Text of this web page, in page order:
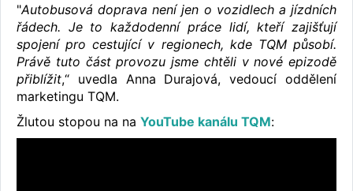
"Autobusová doprava není jen o vozidlech a jízdních
řádech. Je to každodenní práce lidí, kteří zajišťují
spojení pro cestující v regionech, kde TQM působí.
Právě tuto část provozu jsme chtěli v nové epizodě
přiblížit,“ uvedla Anna Durajová, vedoucí oddělení
marketingu TQM.
Žlutou stopou na na YouTube kanálu TQM: